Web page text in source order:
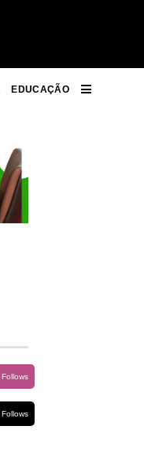
EDUCAÇÃO
Follows
Follows